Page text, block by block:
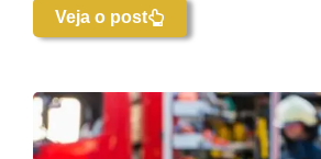
Veja o post